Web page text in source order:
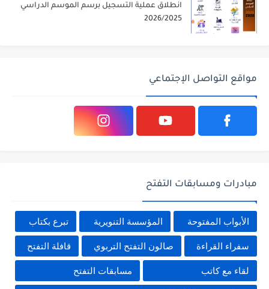
انطلاق عملية التسجيل برسم الموسم الدراسي
2026/2025
مواقع التواصل الإجتماعي
مبادرات ومسابقات التفتح
الأبواب المفتوحة المؤسسة التنويرية تبرع بكتاب
سفراء القراءة صالون التفتح التربوي قافلة التفتح
لقاء مع كاتب مسابقات التفتح